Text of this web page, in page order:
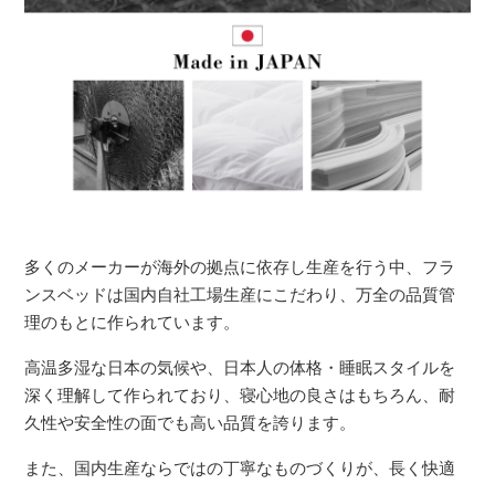
多くのメーカーが海外の拠点に依存し生産を行う中、フラ
ンスベッドは国内自社工場生産にこだわり、万全の品質管
理のもとに作られています。
高温多湿な日本の気候や、日本人の体格・睡眠スタイルを
深く理解して作られており、寝心地の良さはもちろん、耐
久性や安全性の面でも高い品質を誇ります。
また、国内生産ならではの丁寧なものづくりが、長く快適